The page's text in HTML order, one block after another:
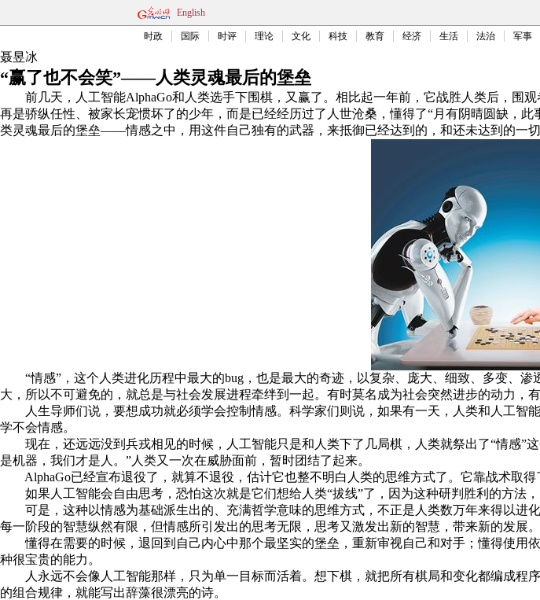
English
时政 国际 时评 理论 文化 科技 教育 经济 生活 法治 军事
聂昱冰
“赢了也不会笑”——人类灵魂最后的堡垒
前几天，人工智能AlphaGo和人类选手下围棋，又赢了。相比起一年前，它战胜人类后，围观
再是骄纵任性、被家长宠惯坏了的少年，而是已经经历过了人世沧桑，懂得了“月有阴晴圆缺，
类灵魂最后的堡垒——情感之中，用这件自己独有的武器，来抵御已经达到的，和还未达到的一切
“情感”，这个人类进化历程中最大的bug，也是最大的奇迹，以复杂、庞大、细致、多变、
大，所以不可避免的，就总是与社会发展进程牵绊到一起。有时莫名成为社会突然进步的动力，
人生导师们说，要想成功就必须学会控制情感。科学家们则说，如果有一天，人类和人工智
学不会情感。
现在，还远远没到兵戎相见的时候，人工智能只是和人类下了几局棋，人类就祭出了“情感”
是机器，我们才是人。”人类又一次在威胁面前，暂时团结了起来。
AlphaGo已经宣布退役了，就算不退役，估计它也整不明白人类的思维方式了。它靠战术取
如果人工智能会自由思考，恐怕这次就是它们想给人类“拔线”了，因为这种研判胜利的方法，
可是，这种以情感为基础派生出的、充满哲学意味的思维方式，不正是人类数万年来得以进
每一阶段的智慧纵然有限，但情感所引发出的思考无限，思考又激发出新的智慧，带来新的发展。
懂得在需要的时候，退回到自己内心中那个最坚实的堡垒，重新审视自己和对手；懂得使用
种很宝贵的能力。
人永远不会像人工智能那样，只为单一目标而活着。想下棋，就把所有棋局和变化都编成程
的组合规律，就能写出辞藻很漂亮的诗。